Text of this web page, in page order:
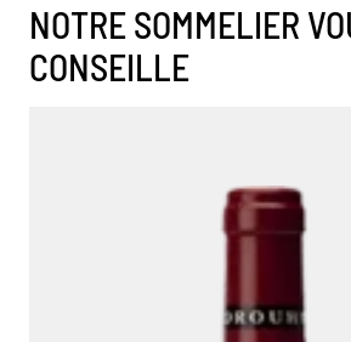
NOTRE SOMMELIER
CONSEILLE